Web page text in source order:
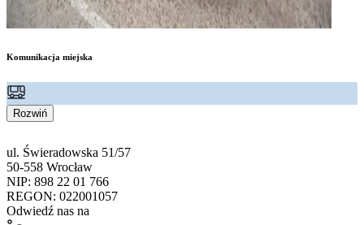
Komunikacja miejska
Rozwiń
ul. Świeradowska 51/57
50-558 Wrocław
NIP: 898 22 01 766
REGON: 022001057
Odwiedź nas na